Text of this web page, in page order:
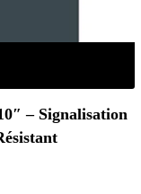
– Signalisation